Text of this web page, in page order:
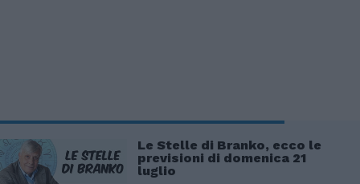
Le Stelle di Branko, ecco le
previsioni di domenica 21
luglio